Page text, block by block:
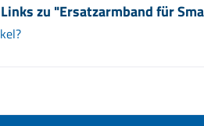
zu "Ersatzarmband für